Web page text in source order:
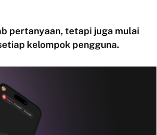
pertanyaan, tetapi juga mulai
kelompok pengguna.